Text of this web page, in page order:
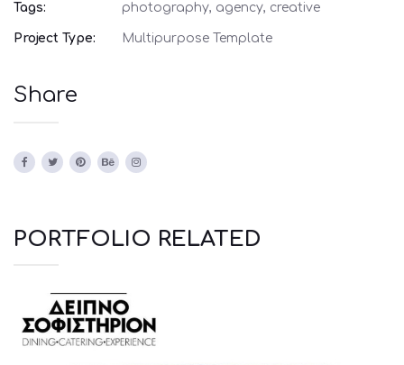
Tags: photography, agency, creative
Project Type: Multipurpose Template
Share
PORTFOLIO RELATED